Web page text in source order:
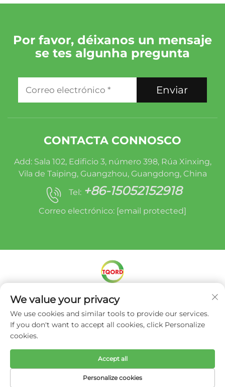
Por favor, déixanos un mensaje
se tes algunha pregunta
Enviar
CONTACTA CONNOSCO
Add: Sala 102, Edificio 3, número 398, Rúa Xinxing,
Vila de Taiping, Guangzhou, Guangdong, China
Tel: +86-15052152918
Correo electrónico: [email protected]
Dereitos de autor © Miracle Oruide (Guangzhou)
Auto Parts Remanufacturing Co., Ltd. -
Política
de privacidade
We value your privacy
We use cookies and similar tools to provide our services.
If you don't want to accept all cookies, click Personalize
cookies.
Personalize cookies
Accept all